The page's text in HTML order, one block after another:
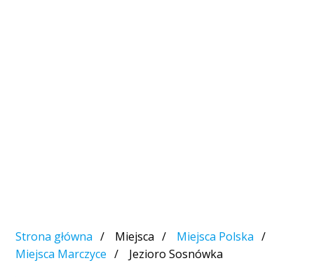
Strona główna Miejsca
Miejsca Polska
Miejsca Marczyce
Jezioro Sosnówka